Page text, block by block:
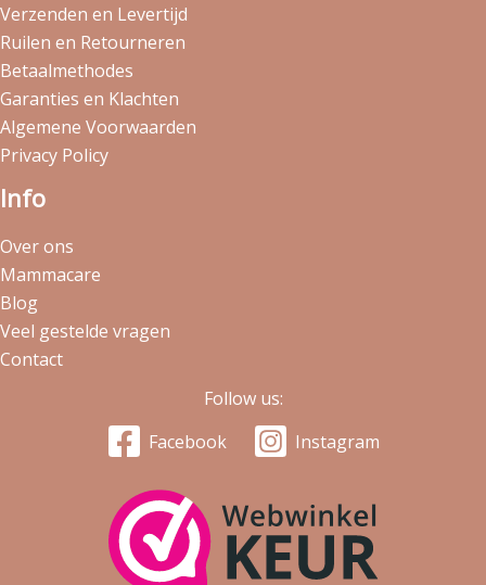
Verzenden en Levertijd
Ruilen en Retourneren
Betaalmethodes
Garanties en Klachten
Algemene Voorwaarden
Privacy Policy
Info
Over ons
Mammacare
Blog
Veel gestelde vragen
Contact
Follow us:
Facebook
Instagram